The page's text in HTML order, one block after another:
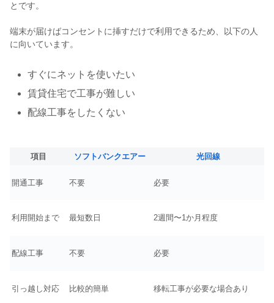
とです。
端末が届けばコンセントに挿すだけで利用できるため、以下の人
に向いています。
すぐにネットを使いたい
賃貸住宅で工事が難しい
配線工事をしたくない
項目 ソフトバンクエアー 光回線
開通工事 不要 必要
利用開始まで 最短数日 2週間〜1か月程度
配線工事 不要 必要
引っ越し対応 比較的簡単 移転工事が必要な場合あり